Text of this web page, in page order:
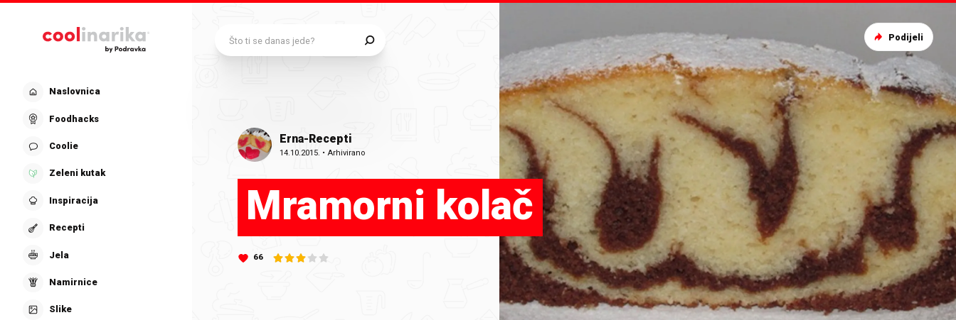
Naslovnica
Foodhacks
Coolie
Zeleni kutak
Inspiracija
Recepti
Jela
Namirnice
Slike
Erna-Recepti
14.10.2015. •Arhivirano
Mramorni kolač
66
Podijeli
Što ti se danas jede?